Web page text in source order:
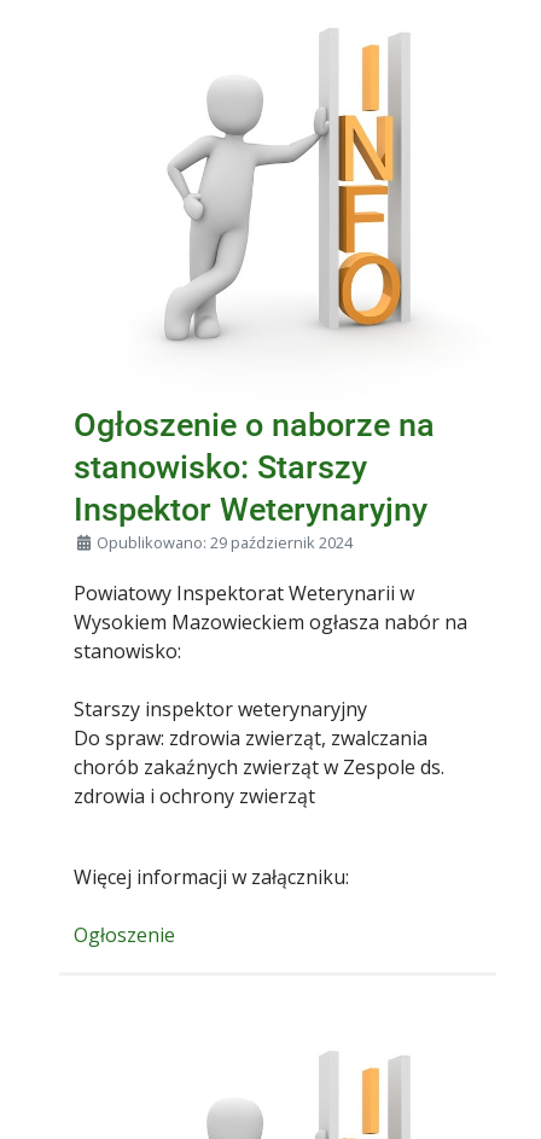
Ogłoszenie o naborze na
stanowisko: Starszy
Inspektor Weterynaryjny
Szczegóły
Opublikowano: 29 październik 2024
Powiatowy Inspektorat Weterynarii w
Wysokiem Mazowieckiem ogłasza nabór na
stanowisko:
Starszy inspektor weterynaryjny
Do spraw: zdrowia zwierząt, zwalczania
chorób zakaźnych zwierząt w Zespole ds.
zdrowia i ochrony zwierząt
Więcej informacji w załączniku:
Ogłoszenie